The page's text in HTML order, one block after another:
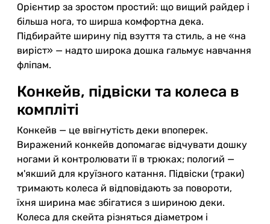
Орієнтир за зростом простий: що вищий райдер і
більша нога, то ширша комфортна дека.
Підбирайте ширину під взуття та стиль, а не «на
виріст» — надто широка дошка гальмує навчання
фліпам.
Конкейв, підвіски та колеса в
компліті
Конкейв — це ввігнутість деки впоперек.
Виражений конкейв допомагає відчувати дошку
ногами й контролювати її в трюках; пологий —
м'якший для круїзного катання. Підвіски (траки)
тримають колеса й відповідають за повороти,
їхня ширина має збігатися з шириною деки.
Колеса для скейта різняться діаметром і